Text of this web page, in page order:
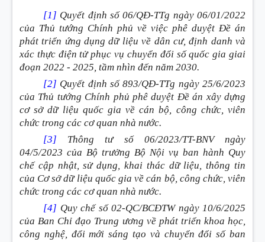
[1] Quyết định số 06/QĐ-TTg ngày 06/01/2022
của Thủ tướng Chính phủ về việc phê duyệt Đề án
phát triển ứng dụng dữ liệu về dân cư, định danh và
xác thực điện tử phục vụ chuyển đổi số quốc gia giai
đoạn 2022 - 2025, tầm nhìn đến năm 2030.
[2] Quyết định số 893/QĐ-TTg ngày 25/6/2023
của Thủ tướng Chính phủ phê duyệt Đề án xây dựng
cơ sở dữ liệu quốc gia về cán bộ, công chức, viên
chức trong các cơ quan nhà nước.
[3] Thông tư số 06/2023/TT-BNV ngày
04/5/2023 của Bộ trưởng Bộ Nội vụ ban hành Quy
chế cập nhật, sử dụng, khai thác dữ liệu, thông tin
của Cơ sở dữ liệu quốc gia về cán bộ, công chức, viên
chức trong các cơ quan nhà nước.
[4] Quy chế số 02-QC/BCĐTW ngày 10/6/2025
của Ban Chỉ đạo Trung ương về phát triển khoa học,
công nghệ, đổi mới sáng tạo và chuyển đổi số ban